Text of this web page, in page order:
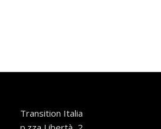
Transition Italia